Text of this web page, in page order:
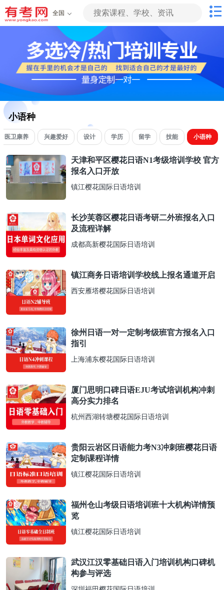
全国
小语种
医卫康养 兴趣爱好 设计 学历 留学 技能 小语种
天津和平区樱花日语N1考级培训学校 官方
报名入口开放
镇江樱花国际日语培训
长沙芙蓉区樱花日语考研二外班报名入口
及流程详解
成都高新樱花国际日语培训
镇江商务日语培训学校线上报名通道开启
西安雁塔樱花国际日语培训
徐州日语一对一定制考级班官方报名入口
指引
上海浦东樱花国际日语培训
厦门思明口碑日语EJU考试培训机构冲刺
高分实力排名
杭州西湖转塘樱花国际日语培训
贵阳云岩区日语能力考N3冲刺班樱花日语
定制课程详情
镇江樱花国际日语培训
福州仓山考级日语培训班十大机构详情预
览
镇江樱花国际日语培训
武汉江汉零基础日语入门培训机构口碑机
构参与评选